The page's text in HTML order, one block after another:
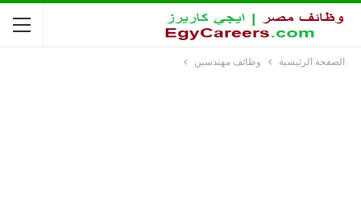
الصفحة الرئيسية وظائف مهندسين